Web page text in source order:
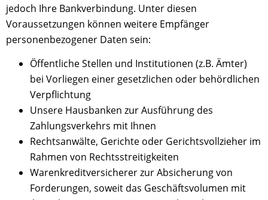
jedoch Ihre Bankverbindung. Unter diesen
Voraussetzungen können weitere Empfänger
personenbezogener Daten sein:
Öffentliche Stellen und Institutionen (z.B. Ämter)
bei Vorliegen einer gesetzlichen oder behördlichen
Verpflichtung
Unsere Hausbanken zur Ausführung des
Zahlungsverkehrs mit Ihnen
Rechtsanwälte, Gerichte oder Gerichtsvollzieher im
Rahmen von Rechtsstreitigkeiten
Warenkreditversicherer zur Absicherung von
Forderungen, soweit das Geschäftsvolumen mit